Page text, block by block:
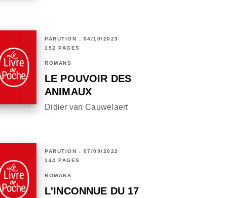
PARUTION : 04/10/2023
192 PAGES
ROMANS
LE POUVOIR DES
ANIMAUX
Didier van Cauwelaert
PARUTION : 07/09/2022
144 PAGES
ROMANS
L'INCONNUE DU 17